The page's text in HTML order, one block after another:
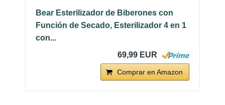
Bear Esterilizador de Biberones con
Función de Secado, Esterilizador 4 en 1
con...
69,99 EUR
Comprar en Amazon